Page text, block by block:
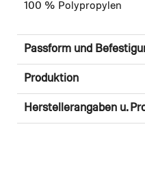
100 % Polypropylen
Passform und
Produktion
Herstellerangaben u.